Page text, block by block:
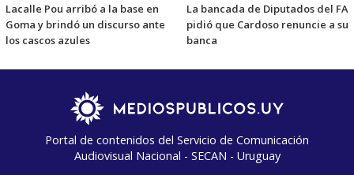
Lacalle Pou arribó a la base en
Goma y brindó un discurso ante
los cascos azules
La bancada de Diputados del FA
pidió que Cardoso renuncie a su
banca
Portal de contenidos del Servicio de Comunicación
Audiovisual Nacional - SECAN - Uruguay